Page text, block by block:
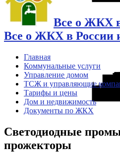
Все о ЖКХ
Все о ЖКХ в России
Главная
Коммунальные услуги
Управление домом
ТСЖ и управляющие
Тарифы и цены
Дом и недвижимость
Документы по ЖКХ
Светодиодные
прожекторы